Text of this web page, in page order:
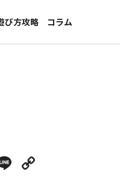
び方攻略
コラム
インタビュー
Line